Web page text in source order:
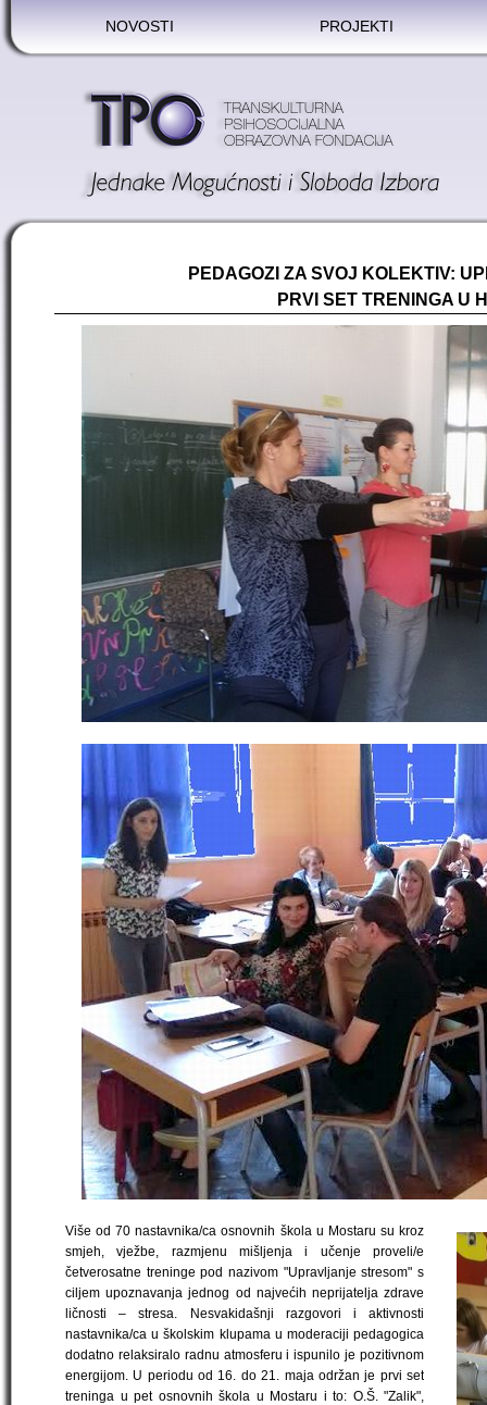
NOVOSTI PROJEKTI
PEDAGOZI ZA SVOJ KOLEKTIV:
PRVI SET TRENINGAU
Više od 70 nastavnika/ca osnovnih škola u Mostaru su kroz
smjeh, vježbe, razmjenu mišljenja i učenje proveli/e
četverosatne treninge pod nazivom "Upravljanje stresom" s
ciljem upoznavanja jednog od najvećih neprijatelja zdrave
ličnosti – stresa. Nesvakidašnji razgovori i aktivnosti
nastavnika/ca u školskim klupama u moderaciji pedagogica
dodatno relaksiralo radnu atmosferu i ispunilo je pozitivnom
energijom. U periodu od 16. do 21. maja održan je prvi set
treninga u pet osnovnih škola u Mostaru i to: O.Š. "Zalik",